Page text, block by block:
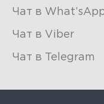
Чат в
Чат в Viber
Чат в Telegram